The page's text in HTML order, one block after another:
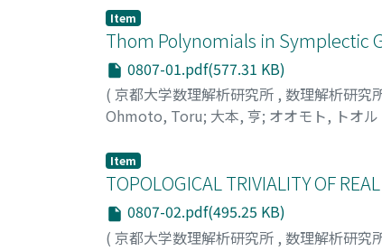
Item
Thom Polynomials in Symplectic
0807-01.pdf(577.31 KB)
( 京都大学数理解析研究所 , 数理解析研究
Ohmoto, Toru; 大本, 亨; オオモト, トオル
Item
TOPOLOGICAL TRIVIALITY OF
0807-02.pdf(495.25 KB)
( 京都大学数理解析研究所 , 数理解析研究